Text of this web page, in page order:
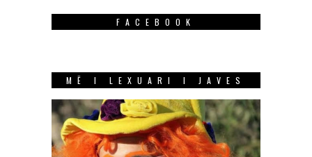
FACEBOOK
MË I LEXUARI I JAVES